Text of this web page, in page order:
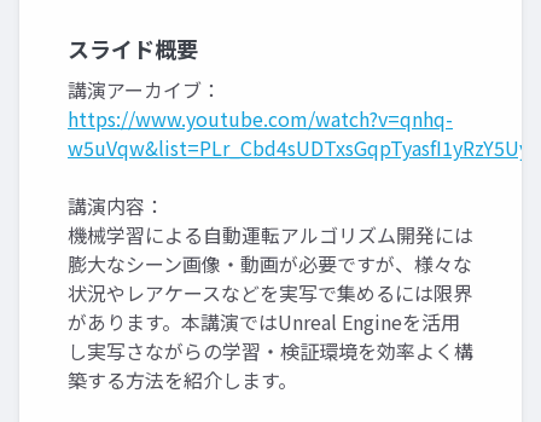
スライド概要
講演アーカイブ：
https://www.youtube.com/watch?v=qnhq-
講演内容：
機械学習による自動運転アルゴリズム開発には
膨大なシーン画像・動画が必要ですが、様々な
状況やレアケースなどを実写で集めるには限界
があります。本講演ではUnreal Engineを活用
し実写さながらの学習・検証環境を効率よく構
築する方法を紹介します。